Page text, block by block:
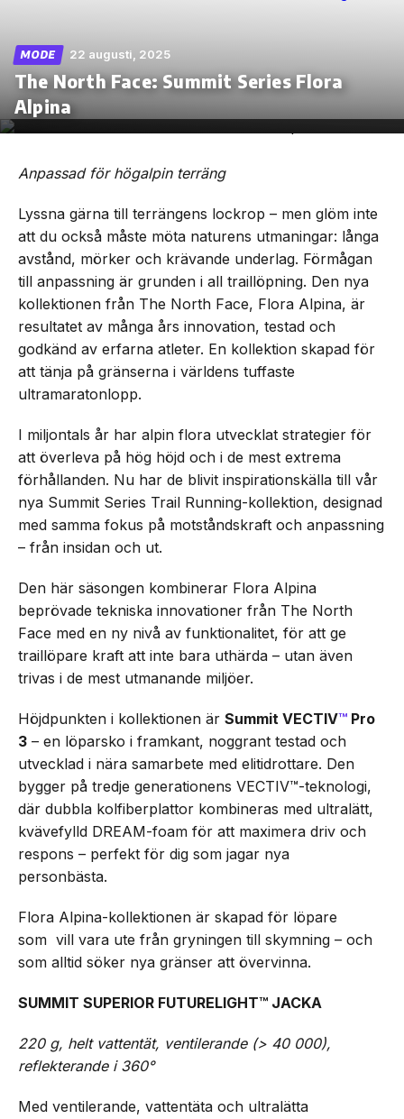
Skip
the
MODE 22 augusti, 2025
The North Face: Summit Series Flora
Alpina
Anpassad för högalpin terräng
Lyssna gärna till terrängens lockrop – men glöm inte
att du också måste möta naturens utmaningar: långa
avstånd, mörker och krävande underlag. Förmågan
till anpassning är grunden i all traillöpning. Den nya
kollektionen från The North Face, Flora Alpina, är
resultatet av många års innovation, testad och
godkänd av erfarna atleter. En kollektion skapad för
att tänja på gränserna i världens tuffaste
ultramaratonlopp.
I miljontals år har alpin flora utvecklat strategier för
att överleva på hög höjd och i de mest extrema
förhållanden. Nu har de blivit inspirationskälla till vår
nya Summit Series Trail Running-kollektion, designad
med samma fokus på motståndskraft och anpassning
– från insidan och ut.
Den här säsongen kombinerar Flora Alpina
beprövade tekniska innovationer från The North
Face med en ny nivå av funktionalitet, för att ge
traillöpare kraft att inte bara uthärda – utan även
trivas i de mest utmanande miljöer.
Höjdpunkten i kollektionen är Summit VECTIV™ Pro
3 – en löparsko i framkant, noggrant testad och
utvecklad i nära samarbete med elitidrottare. Den
bygger på tredje generationens VECTIV™-teknologi,
där dubbla kolfiberplattor kombineras med ultralätt,
kvävefylld DREAM-foam för att maximera driv och
respons – perfekt för dig som jagar nya
personbästa.
Flora Alpina-kollektionen är skapad för löpare
som vill vara ute från gryningen till skymning – och
som alltid söker nya gränser att övervinna.
SUMMIT SUPERIOR FUTURELIGHT™ JACKA
220 g, helt vattentät, ventilerande (> 40 000),
reflekterande i 360°
Med ventilerande, vattentäta och ultralätta